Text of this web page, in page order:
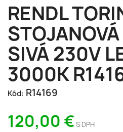
RENDL
SIVÁ 230V
3000K
Kód: R14169
120,00 €S DPH